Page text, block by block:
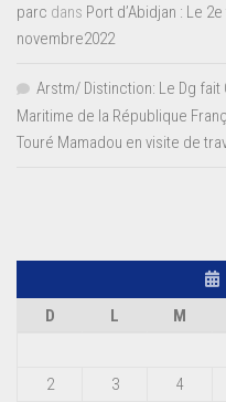
parc dans Port d’Abidjan : Le
novembre2022
Arstm/ Distinction: Le Dg
Maritime de la République
Touré Mamadou en visite de
D
L M
2
3 4